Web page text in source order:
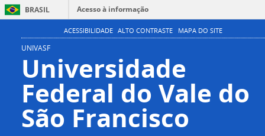
BRASIL
Acesso à informação
Participe
Canais
ACESSIBILIDADE ALTO CONTRASTE MAPA DO SITE
UNIVASF
Universidade
Federal do Vale do
São Francisco
Buscar no portal